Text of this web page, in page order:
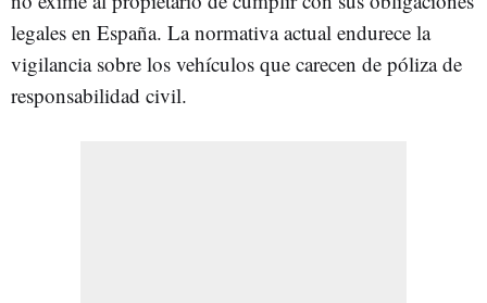
legales en España. La normativa actual endurece la
vigilancia sobre los vehículos que carecen de póliza de
responsabilidad civil.